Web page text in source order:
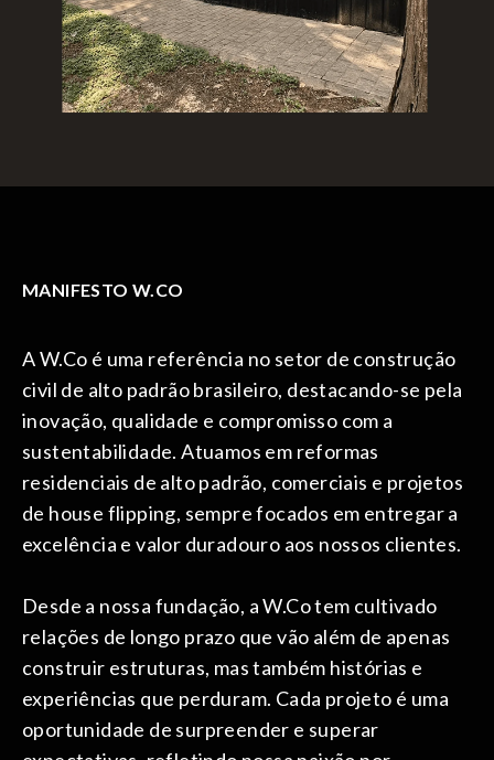
MANIFESTO W.CO
A W.Co é uma referência no setor de construção
civil de alto padrão brasileiro, destacando-se pela
inovação, qualidade e compromisso com a
sustentabilidade. Atuamos em reformas
residenciais de alto padrão, comerciais e projetos
de house flipping, sempre focados em entregar a
excelência e valor duradouro aos nossos clientes.
Desde a nossa fundação, a W.Co tem cultivado
relações de longo prazo que vão além de apenas
construir estruturas, mas também histórias e
experiências que perduram. Cada projeto é uma
oportunidade de surpreender e superar